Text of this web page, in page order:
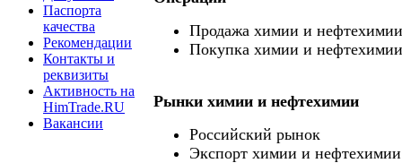
Паспорта
качества
Рекомендации
Контакты и
реквизиты
Активность на
HimTrade.RU
Вакансии
Продажа химии и нефтехимии
Покупка химии и нефтехимии
Рынки химии и нефтехимии
Российский рынок
Экспорт химии и нефтехимии